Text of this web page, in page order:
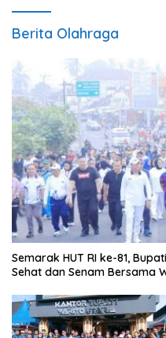
Berita Olahraga
Semarak HUT RI ke-81,
Sehat dan Senam Bersama